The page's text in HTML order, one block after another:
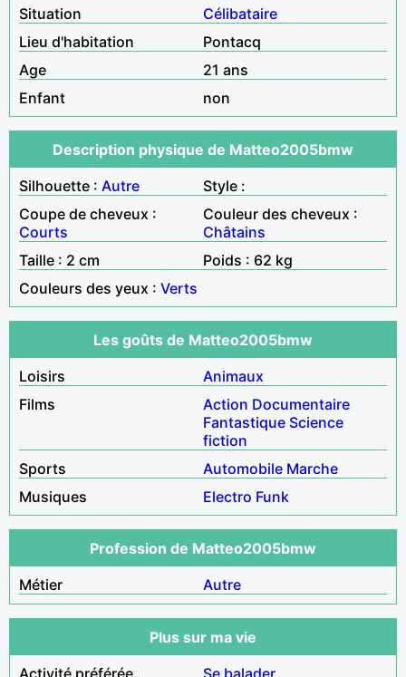
Situation
Célibataire
Lieu d'habitation
Pontacq
Age
21 ans
Enfant
non
Description physique de Matteo2005bmw
Silhouette : Autre
Style :
Coupe de cheveux :
Courts
Couleur des cheveux :
Châtains
Taille : 2 cm
Poids : 62 kg
Couleurs des yeux : Verts
Les goûts de Matteo2005bmw
Loisirs
Animaux
Films
Action Documentaire
Fantastique Science
fiction
Sports
Automobile Marche
Musiques
Electro Funk
Profession de Matteo2005bmw
Métier
Autre
Plus sur ma vie
Activité préférée
Se balader